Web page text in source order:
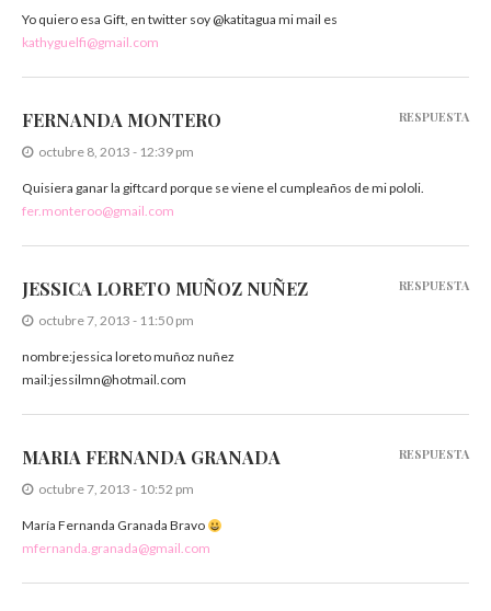
Yo quiero esa Gift, en twitter soy @katitagua mi mail es
kathyguelfi@gmail.com
FERNANDA MONTERO
octubre 8, 2013 - 12:39 pm
Quisiera ganar la giftcard porque se viene el cumpleaños de mi pololi.
fer.monteroo@gmail.com
RESPUESTA
JESSICA LORETO MUÑOZ NUÑEZ
octubre 7, 2013 - 11:50 pm
nombre:jessica loreto muñoz nuñez
mail:jessilmn@hotmail.com
RESPUESTA
MARIA FERNANDA GRANADA
octubre 7, 2013 - 10:52 pm
María Fernanda Granada Bravo
mfernanda.granada@gmail.com
RESPUESTA